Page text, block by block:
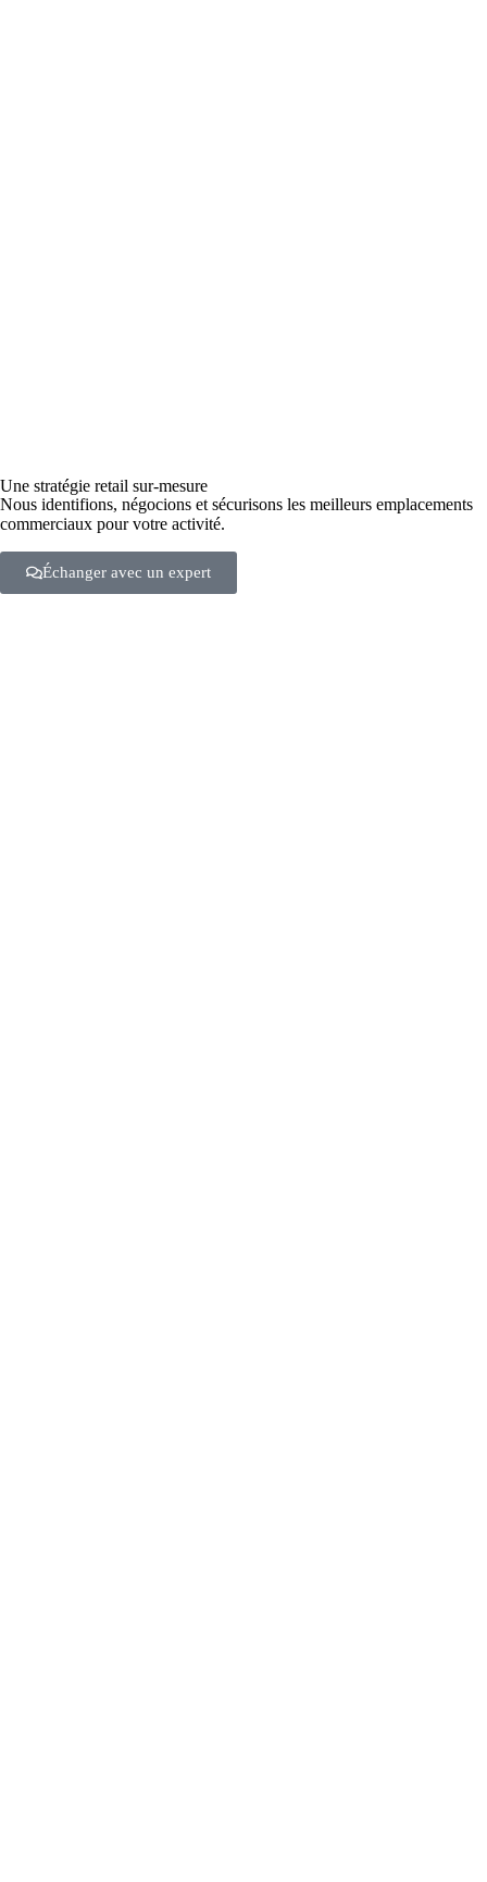
Une stratégie retail sur-mesure
Nous identifions, négocions et sécurisons les meilleurs emplacements
commerciaux pour votre activité.
Échanger avec un expert